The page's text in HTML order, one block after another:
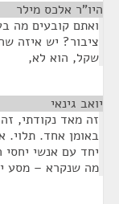
היו"ר אלכס מילר
ואתם קובעים מה
ציבור? יש איזה
שקל, הוא לא,
יואב גינאי
זה מאד נקודתי,
באומן אחד. תלוי.
יחד עם אנשי יחסי
מה שנקרא – מסע